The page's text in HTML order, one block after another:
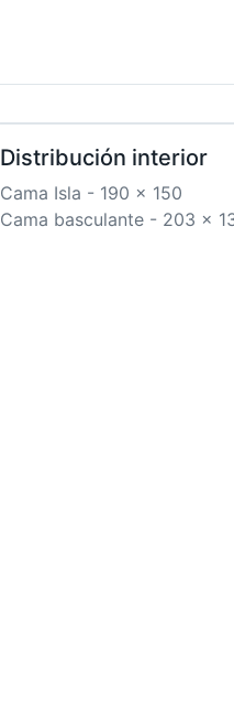
Distribución interior
Cama Isla - 190 x 150
Cama basculante - 203 x